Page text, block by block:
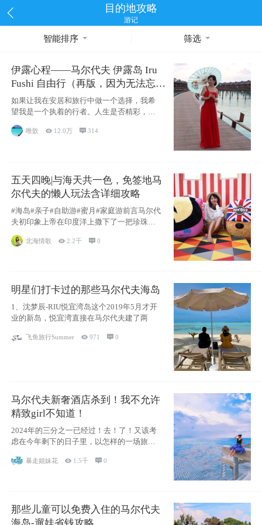
目的地攻略
游记
智能排序 筛选
伊露心程——马尔代夫 伊露岛 Iru
Fushi 自由行（再版，因为无法忘却
的留恋）
如果让我在安居和旅行中做一个选择，我希
望我是一个执着的行者。人生是否精彩，都
源于自己
唯歆  12.0万  314
五天四晚|与海天共一色，免签地马
尔代夫的懒人玩法含详细攻略
#海岛#亲子#自助游#蜜月#家庭游前言马尔代
夫初印象上帝在印度洋上撒下了一把珍珠，
北海情歌 2.2千 0
明星们打卡过的那些马尔代夫海岛
1、沈梦辰-RIU悦宜湾岛这个2019年5月才开
业的新岛，悦宜湾直接在马尔代夫建了两
飞鱼旅行Summer 971 0
马尔代夫新奢酒店杀到！我不允许
精致girl不知道！
2024年的三分之一已经过！去！了！又该考
虑在今年剩下的日子里，以怎样的一场旅行
暴走姐妹花  1.5千 0
那些儿童可以免费入住的马尔代夫